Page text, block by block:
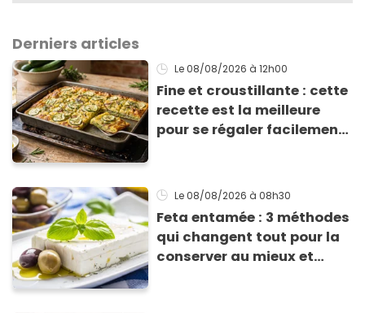
Derniers articles
Le 08/08/2026 à 12h00
Fine et croustillante : cette
recette est la meilleure
pour se régaler facilement
Le 08/08/2026 à 08h30
Feta entamée : 3 méthodes
qui changent tout pour la
conserver au mieux et